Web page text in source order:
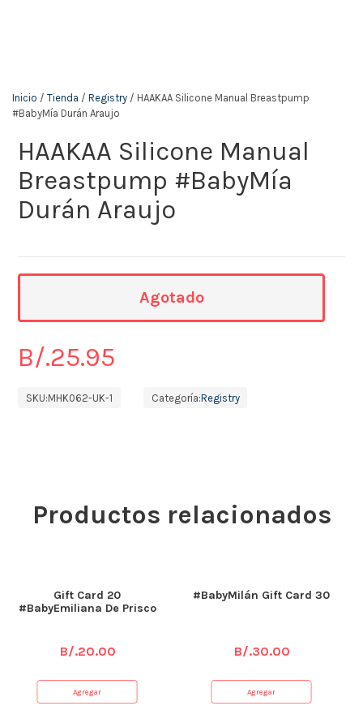
Inicio / Tienda / Registry / HAAKAA Silicone Manual Breastpump
#BabyMía Durán Araujo
HAAKAA Silicone Manual
Breastpump #BabyMía
Durán Araujo
B/.25.95
Agotado
SKU:MHK062-UK-1 Categoría:Registry
Productos relacionados
Gift Card 20
#BabyEmiliana De Prisco
B/.20.00
Agregar
#BabyMilán Gift Card 30
B/.30.00
Agregar